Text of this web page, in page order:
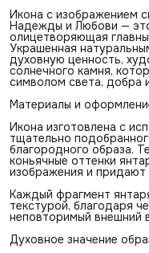
Икона с изображением
Надежды и Любови —
олицетворяющая
Украшенная
духовную ценность,
солнечного камня,
символом света, добра
Материалы и
Икона изготовлена с
тщательно
благородного образа.
коньячные оттенки
изображения и
Каждый фрагмент
текстурой, благодаря
неповторимый внешний
Духовное значение